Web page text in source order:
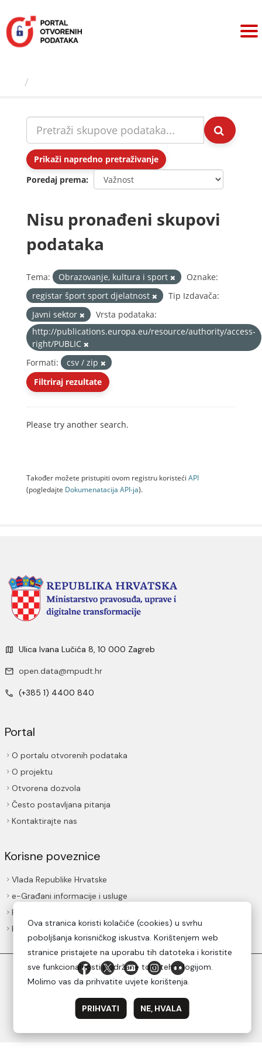
sadržaj
Prikaži napredno pretraživanje
Poredaj prema
Nisu pronađeni skupovi
podataka
Tema: Obrazovanje, kultura i sport
Oznake:
registar šport sport djelatnost
Tip Izdavača:
Javni sektor
Vrsta podataka:
http://publications.europa.eu/resource/authority/access-
right/PUBLIC
Formati:
csv / zip
Filtriraj rezultate
Please try another search.
Također možete pristupiti ovom registru koristeći API
(pogledajte Dokumenаtаcijа API-jа).